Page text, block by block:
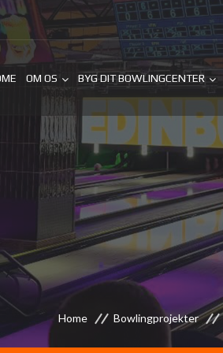
OM OS BYG DIT BOWLINGCENTER
Home Bowlingprojekter